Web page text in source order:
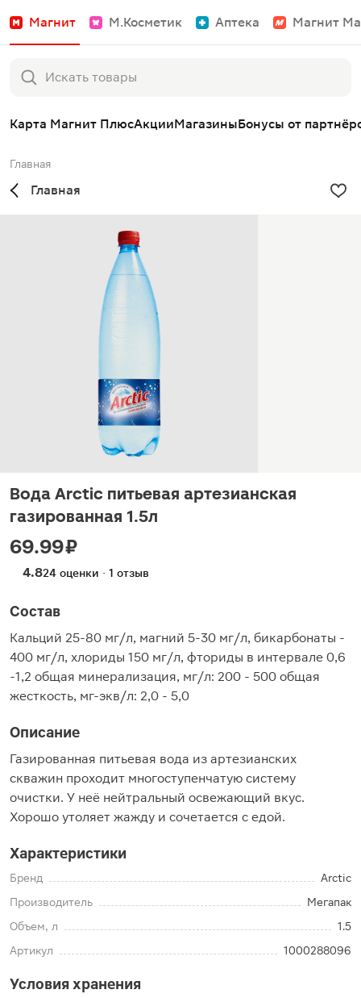
Магнит М.Косметик Аптека Магнит
Карта Магнит ПлюсАкцииМагазиныБонусы от
Главная
Главная
Вода Arctic питьевая артезианская
газированная 1.5л
69.99 ₽
4.824 оценки · 1 отзыв
Состав
Кальций 25-80 мг/л, магний 5-30 мг/л, бикарбонаты -
400 мг/л, хлориды 150 мг/л, фториды в интервале 0,6
-1,2 общая минерализация, мг/л: 200 - 500 общая
жесткость, мг-экв/л: 2,0 - 5,0
Описание
Газированная питьевая вода из артезианских
скважин проходит многоступенчатую систему
очистки. У неё нейтральный освежающий вкус.
Хорошо утоляет жажду и сочетается с едой.
Характеристики
Бренд
Arctic
Производитель
Мегапак
Объем, л
1.5
Артикул
1000288096
Условия хранения